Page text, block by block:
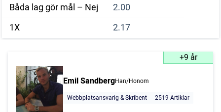
Båda lag gör mål – Nej
2.00
1X
2.17
+9 år
Emil SandbergHan/Honom
Webbplatsansvarig & Skribent
2519 Artiklar